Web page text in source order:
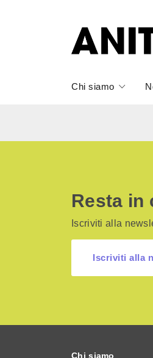
Chi siamo
Resta in
Iscriviti alla
Iscriviti alla
Chi siamo